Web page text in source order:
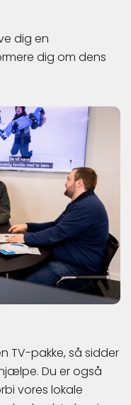
dig en
dig om dens
TV-pakke, så sidder
Du er også
vores lokale